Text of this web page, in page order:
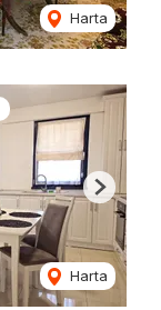
Harta
Harta
Next